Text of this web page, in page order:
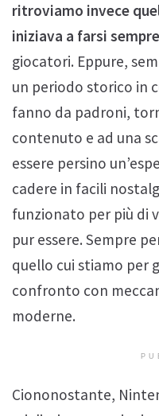
ritroviamo invece
iniziava a farsi
giocatori. Eppure,
un periodo storico in
fanno da padroni,
contenuto e ad una
essere persino
cadere in facili
funzionato per più di
pur essere. Sempre
quello cui stiamo per
confronto con
moderne.
Ciononostante,